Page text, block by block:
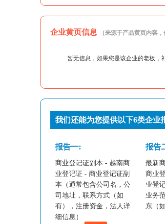
企业黄页信息 （来源于产品黄页内容
暂无信息，如果您是该企业的老板，
我们还能为您提供以下6类企业
报告一:
商业登记证副本 - 越南商
业登记证 - 商业登记证副
本（通常包含公司名，公
司地址，联系方式（如
有），注册资金，法人详
细信息）
报告
最新
商业
业登
业务
东（